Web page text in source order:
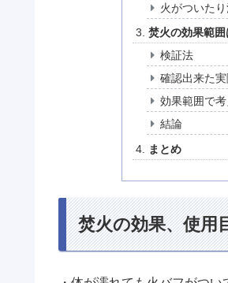
火がついた
焚火の効果範
検証法
確認出来た
効果範囲で
結論
まとめ
焚火の効果、使用